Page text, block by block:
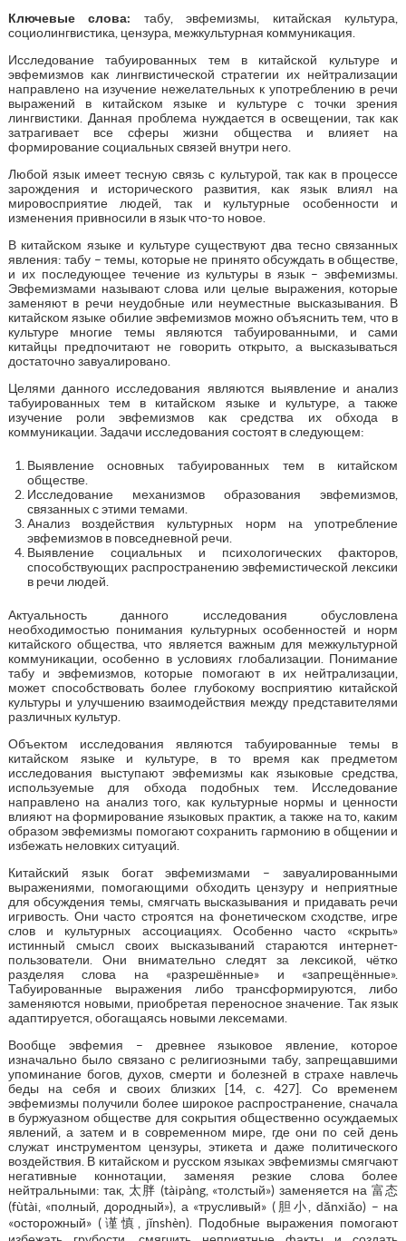
Ключевые слова: табу, эвфемизмы, китайская культура,
социолингвистика, цензура, межкультурная коммуникация.
Исследование табуированных тем в китайской культуре и
эвфемизмов как лингвистической стратегии их нейтрализации
направлено на изучение нежелательных к употреблению в речи
выражений в китайском языке и культуре с точки зрения
лингвистики. Данная проблема нуждается в освещении, так как
затрагивает все сферы жизни общества и влияет на
формирование социальных связей внутри него.
Любой язык имеет тесную связь с культурой, так как в процессе
зарождения и исторического развития, как язык влиял на
мировосприятие людей, так и культурные особенности и
изменения привносили в язык что-то новое.
В китайском языке и культуре существуют два тесно связанных
явления: табу – темы, которые не принято обсуждать в обществе,
и их последующее течение из культуры в язык – эвфемизмы.
Эвфемизмами называют слова или целые выражения, которые
заменяют в речи неудобные или неуместные высказывания. В
китайском языке обилие эвфемизмов можно объяснить тем, что в
культуре многие темы являются табуированными, и сами
китайцы предпочитают не говорить открыто, а высказываться
достаточно завуалировано.
Целями данного исследования являются выявление и анализ
табуированных тем в китайском языке и культуре, а также
изучение роли эвфемизмов как средства их обхода в
коммуникации. Задачи исследования состоят в следующем:
Выявление основных табуированных тем в китайском
обществе.
Исследование механизмов образования эвфемизмов,
связанных с этими темами.
Анализ воздействия культурных норм на употребление
эвфемизмов в повседневной речи.
Выявление социальных и психологических факторов,
способствующих распространению эвфемистической лексики
в речи людей.
Актуальность данного исследования обусловлена
необходимостью понимания культурных особенностей и норм
китайского общества, что является важным для межкультурной
коммуникации, особенно в условиях глобализации. Понимание
табу и эвфемизмов, которые помогают в их нейтрализации,
может способствовать более глубокому восприятию китайской
культуры и улучшению взаимодействия между представителями
различных культур.
Объектом исследования являются табуированные темы в
китайском языке и культуре, в то время как предметом
исследования выступают эвфемизмы как языковые средства,
используемые для обхода подобных тем. Исследование
направлено на анализ того, как культурные нормы и ценности
влияют на формирование языковых практик, а также на то, каким
образом эвфемизмы помогают сохранить гармонию в общении и
избежать неловких ситуаций.
Китайский язык богат эвфемизмами – завуалированными
выражениями, помогающими обходить цензуру и неприятные
для обсуждения темы, смягчать высказывания и придавать речи
игривость. Они часто строятся на фонетическом сходстве, игре
слов и культурных ассоциациях. Особенно часто «скрыть»
истинный смысл своих высказываний стараются интернет-
пользователи. Они внимательно следят за лексикой, чётко
разделяя слова на «разрешённые» и «запрещённые».
Табуированные выражения либо трансформируются, либо
заменяются новыми, приобретая переносное значение. Так язык
адаптируется, обогащаясь новыми лексемами.
Вообще эвфемия – древнее языковое явление, которое
изначально было связано с религиозными табу, запрещавшими
упоминание богов, духов, смерти и болезней в страхе навлечь
беды на себя и своих близких [14, c. 427]. Со временем
эвфемизмы получили более широкое распространение, сначала
в буржуазном обществе для сокрытия общественно осуждаемых
явлений, а затем и в современном мире, где они по сей день
служат инструментом цензуры, этикета и даже политического
воздействия. В китайском и русском языках эвфемизмы смягчают
негативные коннотации, заменяя резкие слова более
нейтральными: так, 太胖 (tàipàng, «толстый») заменяется на 富态
(fùtài, «полный, дородный»), а «трусливый» (胆小, dănxiăо) – на
«осторожный» (谨慎, jǐnshèn). Подобные выражения помогают